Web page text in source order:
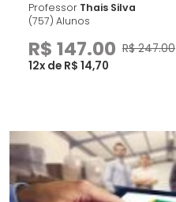
Professor Thais Silva
(757) Alunos
R$ 147.00 R$ 247.00
12x de R$ 14,70